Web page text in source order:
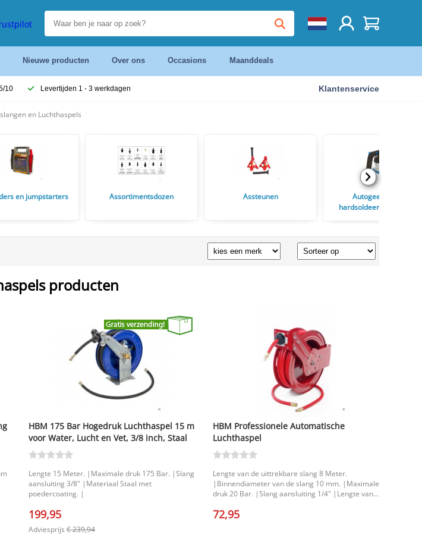
Nieuwe producten Over ons Occasions Maanddeals
10 Levertijden 1 - 3 werkdagen Klantenservice
en Luchthaspels
en jumpstarters Assortimentsdozen Assteunen
Autogeen las en
hardsoldeertoestelen en
producten
HBM 175 Bar Hogedruk Luchthaspel 15 m
voor Water, Lucht en Vet, 3/8 inch, Staal
met Poedercoating
Lengte 15 Meter. |Maximale druk 175 Bar. |Slang
aansluiting 3/8" |Materiaal Staal met
poedercoating. |
199,95
Adviesprijs € 239,94
HBM Professionele Automatische
Luchthaspel
Lengte van de uittrekbare slang 8 Meter.
|Binnendiameter van de slang 10 mm. |Maximale
druk 20 Bar. |Slang aansluiting 1/4" |Lengte van
uittrekbare slang 20 Meter. |
72,95